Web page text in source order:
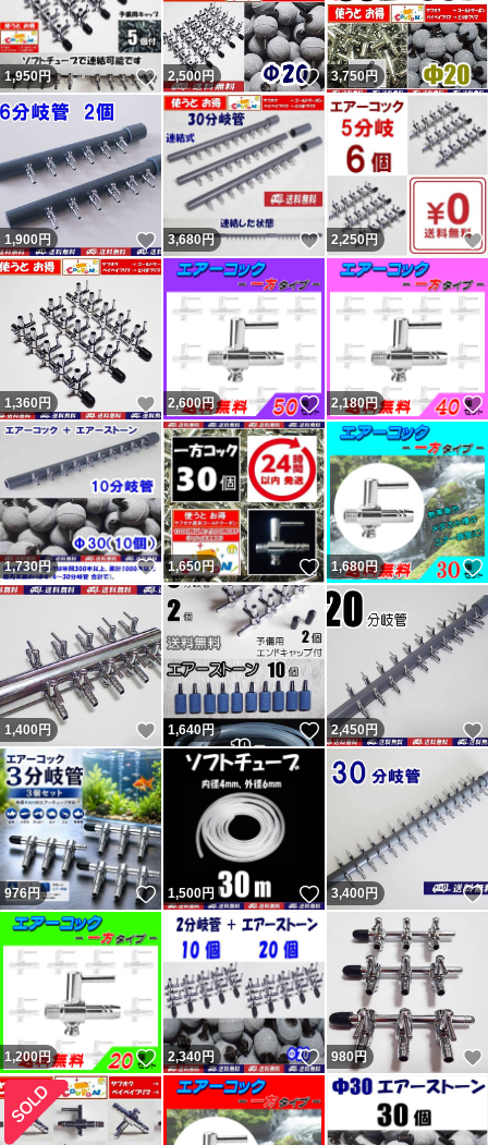
1,950円 いいね！
2,500 円 いいね！
3,750円
1,900円 いいね！
3,680円 いいね！
2,250円
1,360 円 いいね！
2,600円 いいね！
2,180円
1,730円 いいね！
1,650円 いいね！
1,680円
1,400円 いいね！
1,640円 いいね！
2,450円
976円 いいね！
1,500円 いいね！
3,400円
1,200円 いいね！
2,340円 いいね！
980円